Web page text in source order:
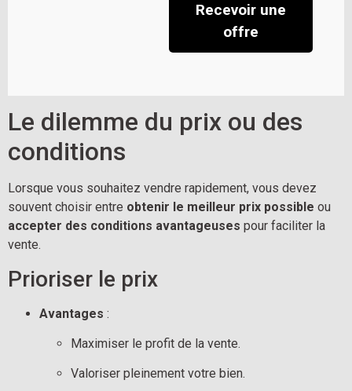
Recevoir une
offre
Le dilemme du prix ou des
conditions
Lorsque vous souhaitez vendre rapidement, vous devez
souvent choisir entre obtenir le meilleur prix possible
accepter des conditions avantageuses pour faciliter la
vente.
Prioriser le prix
Avantages :
Maximiser le profit de la vente.
Valoriser pleinement votre bien.